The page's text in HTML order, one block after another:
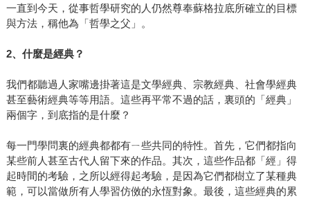
一直到今天，從事哲學研究的人仍然尊奉蘇格拉底所確立的目標
與方法，稱他為「哲學之父」。
2、什麼是經典？
我們都聽過人家嘴邊掛著這是文學經典、宗教經典、社會學經典
甚至藝術經典等等用語。這些再平常不過的話，裏頭的「經典」
兩個字，到底指的是什麼？
每一門學問裏的經典都都有ㄧ些共同的特性。首先，它們都指向
某些前人甚至古代人留下來的作品。其次，這些作品都「經」得
起時間的考驗，之所以經得起考驗，是因為它們都樹立了某種典
範，可以當做所有人學習仿傚的永恆對象。最後，這些經典的累